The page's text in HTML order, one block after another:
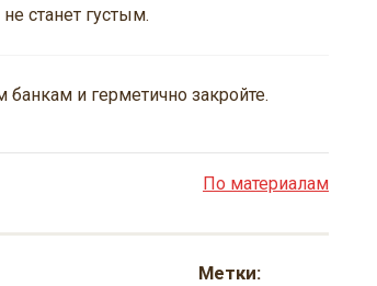
станет густым.
и герметично закройте.
По материалам
Метки: